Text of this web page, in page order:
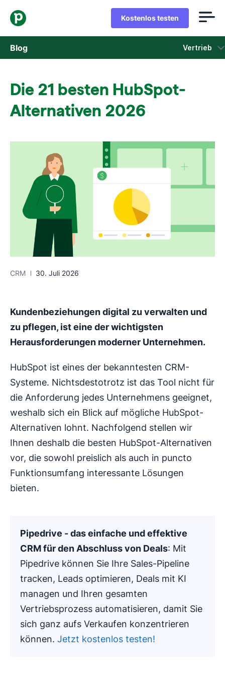
Kostenlos testen
Blog Vertrieb
Marketing
In neuem Fenster öffnen
Die 21 besten HubSpot-
Alternativen 2026
CRM 30. Juli 2026
Kundenbeziehungen digital zu verwalten und
zu pflegen, ist eine der wichtigsten
Herausforderungen moderner Unternehmen.
HubSpot ist eines der bekanntesten CRM-
Systeme. Nichtsdestotrotz ist das Tool nicht für
die Anforderung jedes Unternehmens geeignet,
weshalb sich ein Blick auf mögliche HubSpot-
Alternativen lohnt. Nachfolgend stellen wir
Ihnen deshalb die besten HubSpot-Alternativen
vor, die sowohl preislich als auch in puncto
Funktionsumfang interessante Lösungen
bieten.
Pipedrive - das einfache und effektive
CRM für den Abschluss von Deals: Mit
Pipedrive können Sie Ihre Sales-Pipeline
tracken, Leads optimieren, Deals mit KI
managen und Ihren gesamten
Vertriebsprozess automatisieren, damit Sie
sich ganz aufs Verkaufen konzentrieren
können. Jetzt kostenlos testen!